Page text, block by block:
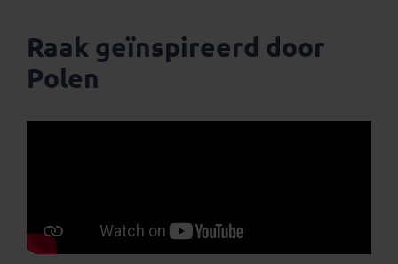
Raak geïnspireerd door
Polen